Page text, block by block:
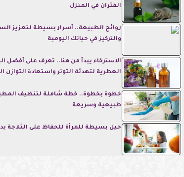
الفئران في المنزل
روائح الطبيعة.. أسرار بسيطة لتعزيز
والتركيز في حياتك اليومية
الاسترخاء يبدأ من هنا.. تعرف على أفضل
العطرية لتهدئة التوتر واستعادة التوازن
خطوة بخطوة.. خطة شاملة لتنظيف
طبيعية وسريعة
حيل بسيطة للمرأة للحفاظ على الثلاجة